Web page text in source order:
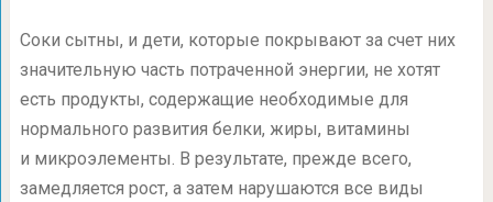
Соки сытны, и дети, которые покрывают за счет них
значительную часть потраченной энергии, не хотят
есть продукты, содержащие необходимые для
нормального развития белки, жиры, витамины
и микроэлементы. В результате, прежде всего,
замедляется рост, а затем нарушаются все виды